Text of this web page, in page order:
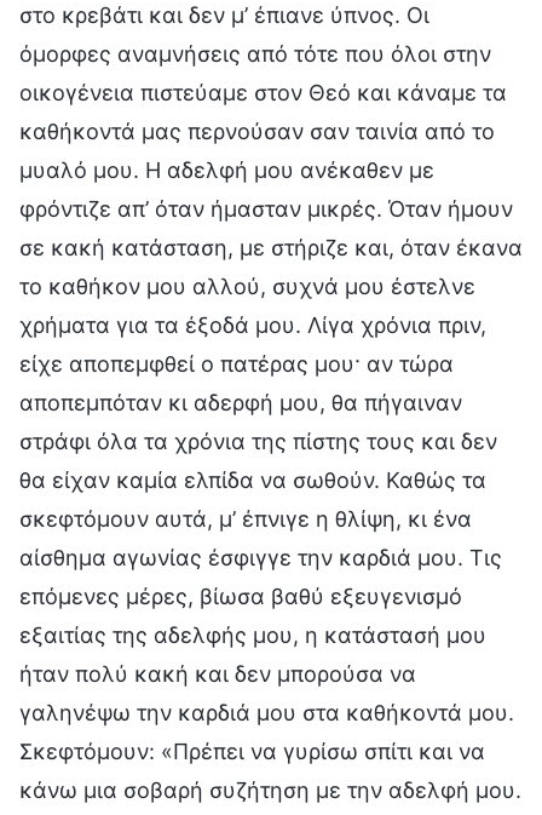
στο κρεβάτι και δεν μ’ έπιανε ύπνος. Οι
όμορφες αναμνήσεις από τότε που όλοι στην
οικογένεια πιστεύαμε στον Θεό και κάναμε τα
καθήκοντά μας περνούσαν σαν ταινία από το
μυαλό μου. Η αδελφή μου ανέκαθεν με
φρόντιζε απ’ όταν ήμασταν μικρές. Όταν ήμουν
σε κακή κατάσταση, με στήριζε και, όταν έκανα
το καθήκον μου αλλού, συχνά μου έστελνε
χρήματα για τα έξοδά μου. Λίγα χρόνια πριν,
είχε αποπεμφθεί ο πατέρας μου· αν τώρα
αποπεμπόταν κι αδερφή μου, θα πήγαιναν
στράφι όλα τα χρόνια της πίστης τους και δεν
θα είχαν καμία ελπίδα να σωθούν. Καθώς τα
σκεφτόμουν αυτά, μ’ έπνιγε η θλίψη, κι ένα
αίσθημα αγωνίας έσφιγγε την καρδιά μου. Τις
επόμενες μέρες, βίωσα βαθύ εξευγενισμό
εξαιτίας της αδελφής μου, η κατάστασή μου
ήταν πολύ κακή και δεν μπορούσα να
γαληνέψω την καρδιά μου στα καθήκοντά μου.
Σκεφτόμουν: «Πρέπει να γυρίσω σπίτι και να
κάνω μια σοβαρή συζήτηση με την αδελφή μου.